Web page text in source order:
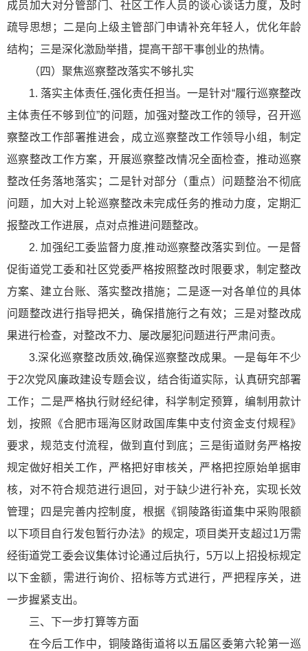
成员加大对分管部门、社区工作人员的谈心谈话力度，及时
疏导思想；二是向上级主管部门申请补充年轻人，优化年龄
结构；三是深化激励举措，提高干部干事创业的热情。
（四）聚焦巡察整改落实不够扎实
1. 落实主体责任,强化责任担当。一是针对“履行巡察整改
主体责任不够到位”的问题，加强对整改工作的领导，召开巡
察整改工作部署推进会，成立巡察整改工作领导小组，制定
巡察整改工作方案，开展巡察整改情况全面检查，推动巡察
整改任务落地落实；二是针对部分（重点）问题整治不彻底
问题，加大对上轮巡察整改未完成任务的推动力度，定期汇
报整改工作进展，点对点推进问题整改。
2. 加强纪工委监督力度,推动巡察整改落实到位。一是督
促街道党工委和社区党委严格按照整改时限要求，制定整改
方案、建立台账、落实整改措施；二是逐一对各单位的具体
问题整改进行指导把关，确保措施行之有效；三是对整改成
果进行检查，对整改不力、屡改屡犯问题进行严肃问责。
3.深化巡察整改质效,确保巡察整改成果。一是每年不少
于2次党风廉政建设专题会议，结合街道实际，认真研究部署
工作；二是严格执行财经纪律，科学制定预算，编制用款计
划，按照《合肥市瑶海区财政国库集中支付资金支付规程》
要求，规范支付流程，做到直付到底；三是街道财务严格按
规定做好相关工作，严格把好审核关，严格把控原始单据审
核，对不符合规范进行退回，对于缺少进行补充，实现长效
管理；四是完善内控制度，根据《铜陵路街道集中采购限额
以下项目自行发包暂行办法》的规定，项目类开支超过1万需
经街道党工委会议集体讨论通过后执行，5万以上招投标规定
以下金额，需进行询价、招标等方式进行，严把程序关，进
一步握紧支出。
三、下一步打算等方面
在今后工作中，铜陵路街道将以五届区委第六轮第一巡